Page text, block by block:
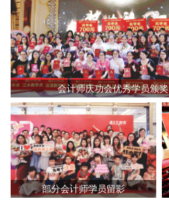
会计师庆功会优秀学员颁奖
部分会计师学员留影